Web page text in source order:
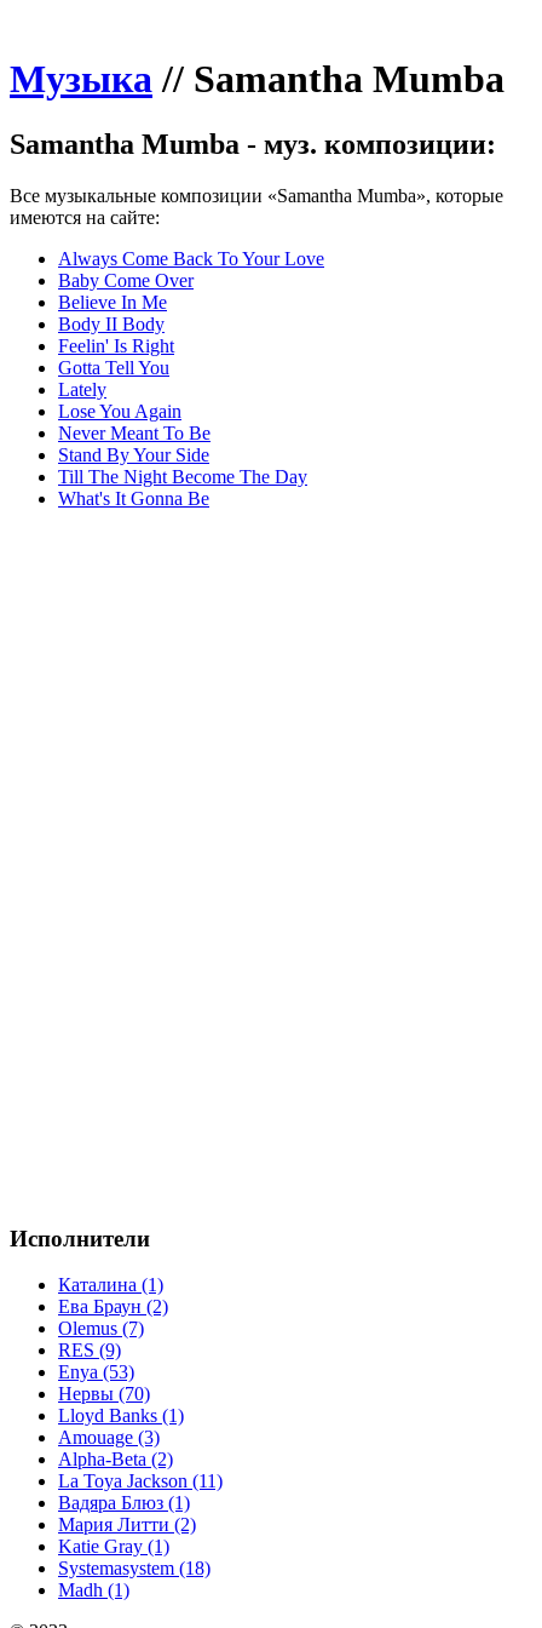
Музыка// Samantha Mumba
Samantha Mumba - муз. композиции:
Все музыкальные композиции «Samantha Mumba», которые
имеются на сайте:
Always Come Back To Your Love
Baby Come Over
Believe In Me
Body II Body
Feelin' Is Right
Gotta Tell You
Lately
Lose You Again
Never Meant To Be
Stand By Your Side
Till The Night Become The Day
What's It Gonna Be
Исполнители
Каталина (1)
Ева Браун (2)
Olemus (7)
RES (9)
Enya (53)
Нервы (70)
Lloyd Banks (1)
Amouage (3)
Alpha-Beta (2)
La Toya Jackson (11)
Вадяра Блюз (1)
Мария Литти (2)
Katie Gray (1)
Systemasystem (18)
Madh (1)